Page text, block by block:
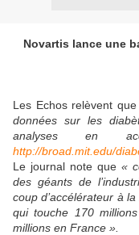
Novartis lance une
Les Echos relèvent que
données sur les
analyses en
http://broad.mit.edu/
Le journal note que «
des géants de
coup d’accélérateur à
qui touche 170
millions en France ».